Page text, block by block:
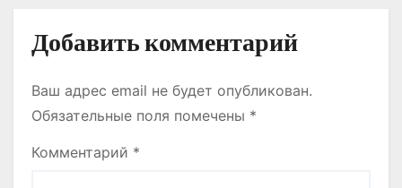
Добавить комментарий
Ваш адрес email не будет опубликован.
Обязательные поля помечены *
Комментарий *